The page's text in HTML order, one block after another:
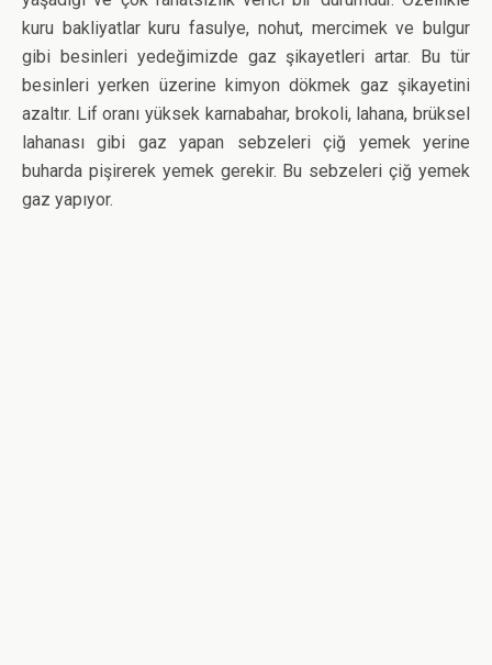
kuru bakliyatlar kuru fasulye, nohut, mercimek ve bulgur
gibi besinleri yedeğimizde gaz şikayetleri artar. Bu tür
besinleri yerken üzerine kimyon dökmek gaz şikayetini
azaltır. Lif oranı yüksek karnabahar, brokoli, lahana, brüksel
lahanası gibi gaz yapan sebzeleri çiğ yemek yerine
buharda pişirerek yemek gerekir. Bu sebzeleri çiğ yemek
gaz yapıyor.